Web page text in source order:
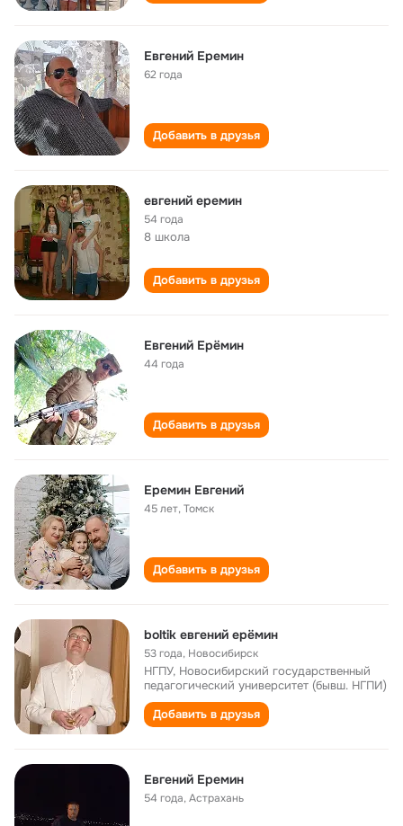
Евгений Еремин
62 года
Добавить в друзья
евгений еремин
54 года
8 школа
Добавить в друзья
Евгений Ерëмин
44 года
Добавить в друзья
Еремин Евгений
45 лет,Томск
Добавить в друзья
boltik евгений ерёмин
53 года, Новосибирск
НГПУ, Новосибирский государственный
педагогический университет (бывш. НГПИ)
Добавить в друзья
Евгений Еремин
54 года,Астрахань